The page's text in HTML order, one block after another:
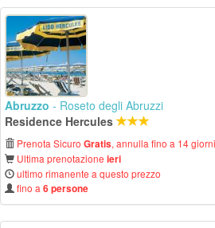
Abruzzo - Roseto degli Abruzzi
Residence Hercules
Prenota Sicuro Gratis, annulla fino a 14 giorni
Ultima prenotazione ieri
ultimo rimanente a questo prezzo
fino a 6 persone